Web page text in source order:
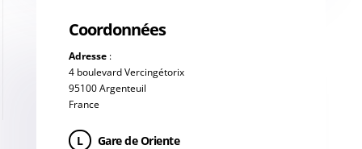
Coordonnées
Adresse:
4 boulevard Vercingétorix
95100 Argenteuil
France
L Gare de Oriente